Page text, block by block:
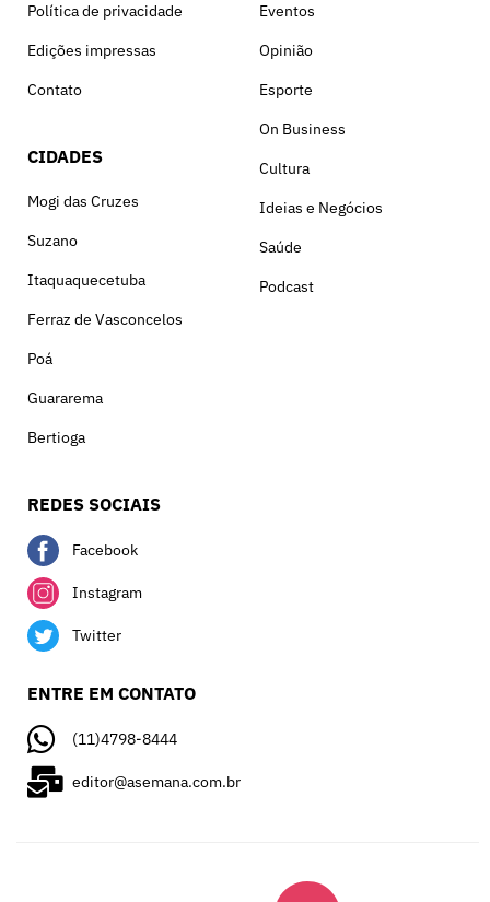
Política de privacidade
Edições impressas
Contato
CIDADES
Mogi das Cruzes
Suzano
Itaquaquecetuba
Ferraz de Vasconcelos
Poá
Guararema
Bertioga
Eventos
Opinião
Esporte
On Business
Cultura
Ideias e Negócios
Saúde
Podcast
REDES SOCIAIS
Facebook
Instagram
Twitter
ENTRE EM CONTATO
(11)4798-8444
editor@asemana.com.br